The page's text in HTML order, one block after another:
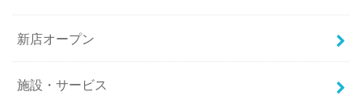
新店オープン
施設・サービス